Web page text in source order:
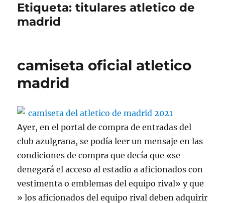
Etiqueta:titulares atletico de
madrid
camiseta oficial atletico
madrid
Ayer, en el portal de compra de entradas del
club azulgrana, se podía leer un mensaje en las
condiciones de compra que decía que «se
denegará el acceso al estadio a aficionados con
vestimenta o emblemas del equipo rival» y que
» los aficionados del equipo rival deben adquirir